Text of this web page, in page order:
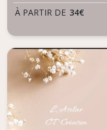
À PARTIR DE 34€